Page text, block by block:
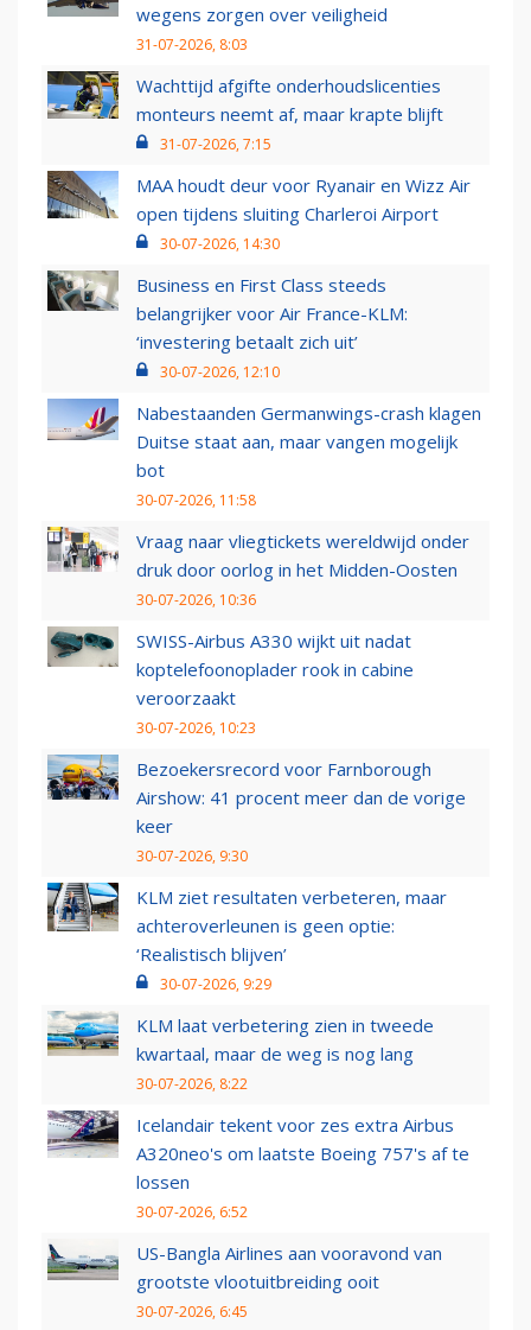
wegens zorgen over veiligheid
31-07-2026, 8:03
Wachttijd afgifte onderhoudslicenties
monteurs neemt af, maar krapte blijft
31-07-2026, 7:15
MAA houdt deur voor Ryanair en Wizz Air
open tijdens sluiting Charleroi Airport
30-07-2026, 14:30
Business en First Class steeds
belangrijker voor Air France-KLM:
‘investering betaalt zich uit’
30-07-2026, 12:10
Nabestaanden Germanwings-crash klagen
Duitse staat aan, maar vangen mogelijk
bot
30-07-2026, 11:58
Vraag naar vliegtickets wereldwijd onder
druk door oorlog in het Midden-Oosten
30-07-2026, 10:36
SWISS-Airbus A330 wijkt uit nadat
koptelefoonoplader rook in cabine
veroorzaakt
30-07-2026, 10:23
Bezoekersrecord voor Farnborough
Airshow: 41 procent meer dan de vorige
keer
30-07-2026, 9:30
KLM ziet resultaten verbeteren, maar
achteroverleunen is geen optie:
‘Realistisch blijven’
30-07-2026, 9:29
KLM laat verbetering zien in tweede
kwartaal, maar de weg is nog lang
30-07-2026, 8:22
Icelandair tekent voor zes extra Airbus
A320neo's om laatste Boeing 757's af te
lossen
30-07-2026, 6:52
US-Bangla Airlines aan vooravond van
grootste vlootuitbreiding ooit
30-07-2026, 6:45